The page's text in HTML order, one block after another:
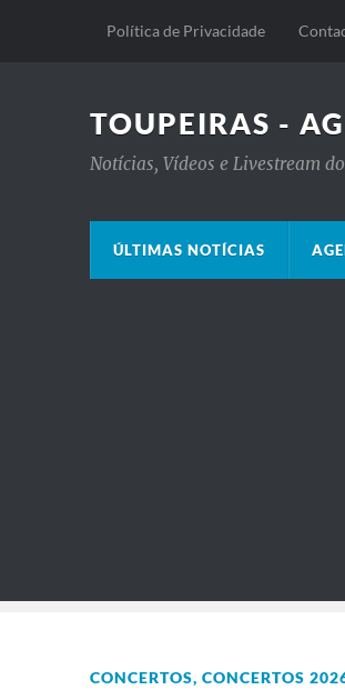
Política de Privacidade
TOUPEIRAS -
Notícias, Vídeos e Livestream
ÚLTIMAS NOTÍCIAS
CONCERTOS, CONCERTOS